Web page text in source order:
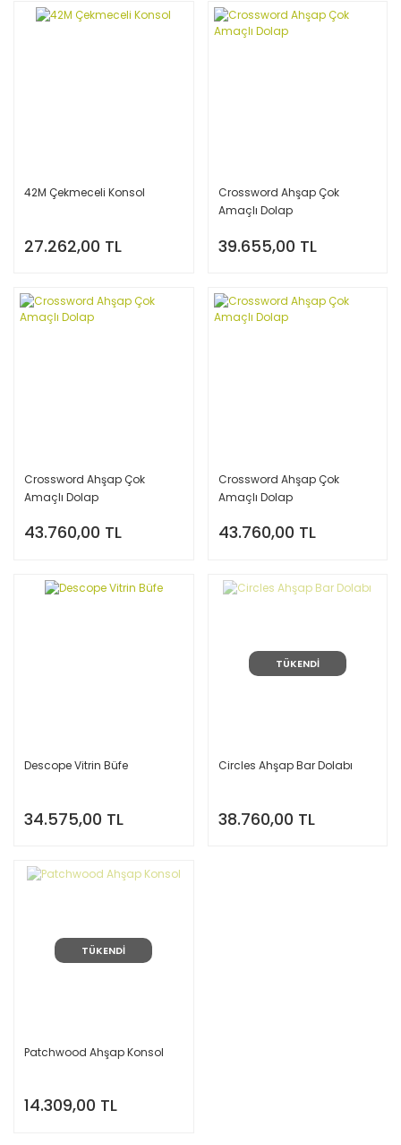
42M Çekmeceli Konsol
27.262,00 TL
Crossword Ahşap Çok
Amaçlı Dolap
39.655,00 TL
Crossword Ahşap Çok
Amaçlı Dolap
43.760,00 TL
Crossword Ahşap Çok
Amaçlı Dolap
43.760,00 TL
Descope Vitrin Büfe
34.575,00 TL
TÜKENDİ
Circles Ahşap Bar Dolabı
38.760,00 TL
TÜKENDİ
Patchwood Ahşap Konsol
14.309,00 TL